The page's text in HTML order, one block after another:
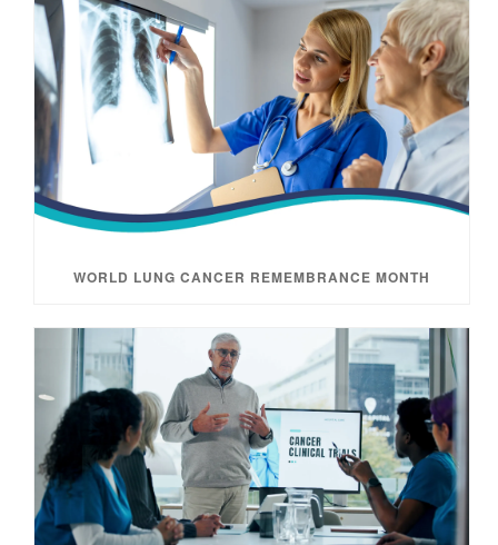
WORLD LUNG CANCER REMEMBRANCE MONTH